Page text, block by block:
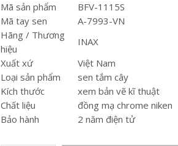
Mã sản phẩm
BFV-1115S
Mã tay sen
A-7993-VN
Hãng / Thương
hiệu
INAX
Xuất xứ
Việt Nam
Loại sản phẩm
sen tắm cây
Kích thước
xem bản vẽ kĩ thuật
Chất liệu
đồng mạ chrome niken
Bảo hành
2 năm điện tử